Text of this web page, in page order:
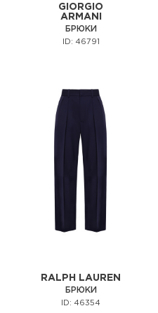
GIORGIO
ARMANI
БРЮКИ
ID: 46791
RALPH LAUREN
БРЮКИ
ID: 46354